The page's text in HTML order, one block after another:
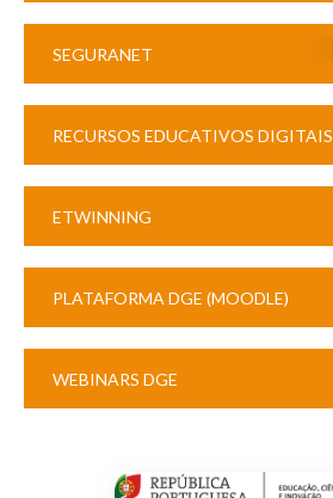
SEGURANET
RECURSOS EDUCATIVOS DIGITAIS
ETWINNING
PLATAFORMA DGE (MOODLE)
WEBINARS DGE